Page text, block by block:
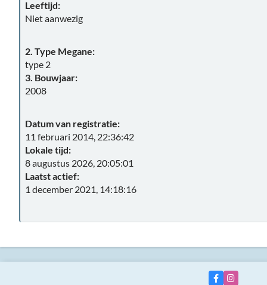
Leeftijd:
Niet aanwezig
2. Type Megane:
type 2
3. Bouwjaar:
2008
Datum van registratie:
11 februari 2014, 22:36:42
Lokale tijd:
8 augustus 2026, 20:05:01
Laatst actief:
1 december 2021, 14:18:16